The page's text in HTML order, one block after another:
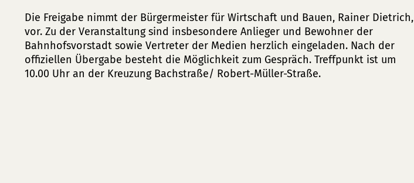
Die Freigabe nimmt der Bürgermeister für Wirtschaft und Bauen, Rainer Dietrich,
vor. Zu der Veranstaltung sind insbesondere Anlieger und Bewohner der
Bahnhofsvorstadt sowie Vertreter der Medien herzlich eingeladen. Nach der
offiziellen Übergabe besteht die Möglichkeit zum Gespräch. Treffpunkt ist um
10.00 Uhr an der Kreuzung Bachstraße/ Robert-Müller-Straße.